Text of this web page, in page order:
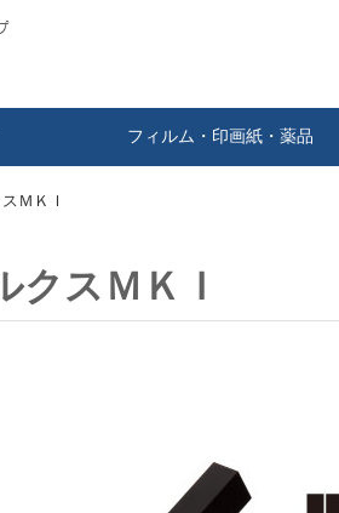
フィルム・印画紙・薬品
ＭＫＩ
クスＭＫＩ